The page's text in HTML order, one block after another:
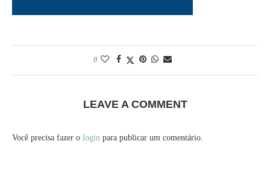
0
LEAVE A COMMENT
Você precisa fazer o login para publicar um comentário.